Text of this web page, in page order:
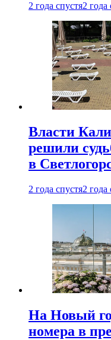
2 года спустя2 года
Власти
решили
в
2 года спустя2 года
На Новый
номера в